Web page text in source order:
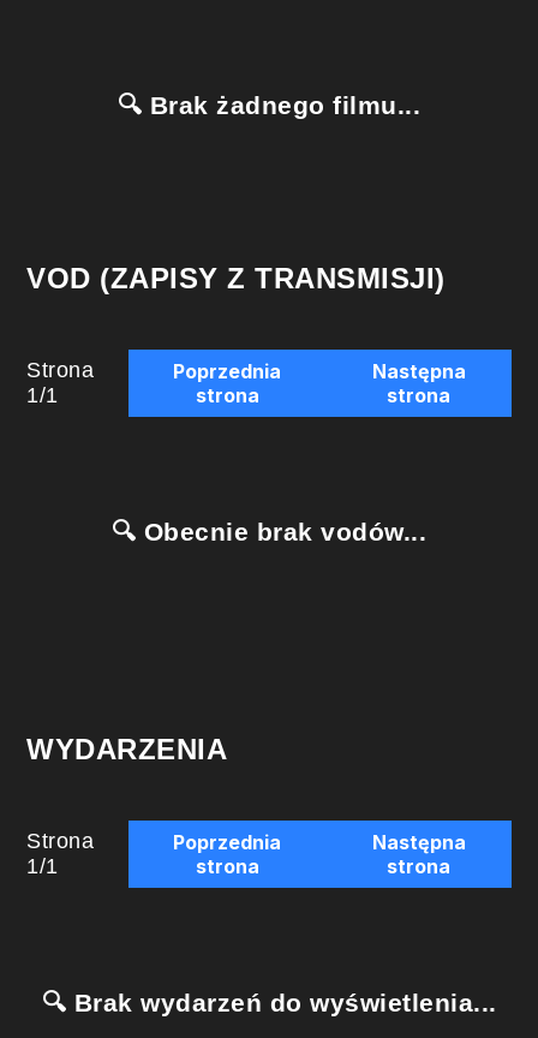
🔍 Brak żadnego filmu...
VOD (ZAPISY Z TRANSMISJI)
Strona
1/1
Poprzednia
strona
Następna
strona
🔍 Obecnie brak vodów...
WYDARZENIA
Strona
1/1
Poprzednia
strona
Następna
strona
🔍 Brak wydarzeń do wyświetlenia...